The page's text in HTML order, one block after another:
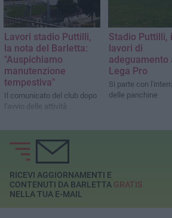
Lavori stadio Puttilli,
la nota del Barletta:
"Auspichiamo
manutenzione
tempestiva"
Il comunicato del club dopo
l'avvio delle attività
Stadio Puttilli,
lavori di
adeguamento
Lega Pro
Si parte con
delle panchine
RICEVI AGGIORNAMENTI E
CONTENUTI DA BARLETTA GRATIS
NELLA TUA E-MAIL